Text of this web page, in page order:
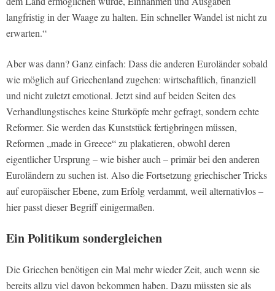
langfristig in der Waage zu halten. Ein schneller Wandel ist nicht zu
erwarten.“
Aber was dann? Ganz einfach: Dass die anderen Euroländer sobald
wie möglich auf Griechenland zugehen: wirtschaftlich, finanziell
und nicht zuletzt emotional. Jetzt sind auf beiden Seiten des
Verhandlungstisches keine Sturköpfe mehr gefragt, sondern echte
Reformer. Sie werden das Kunststück fertigbringen müssen,
Reformen „made in Greece“ zu plakatieren, obwohl deren
eigentlicher Ursprung – wie bisher auch – primär bei den anderen
Euroländern zu suchen ist. Also die Fortsetzung griechischer Tricks
auf europäischer Ebene, zum Erfolg verdammt, weil alternativlos –
hier passt dieser Begriff einigermaßen.
Ein Politikum sondergleichen
Die Griechen benötigen ein Mal mehr wieder Zeit, auch wenn sie
bereits allzu viel davon bekommen haben. Dazu müssten sie als